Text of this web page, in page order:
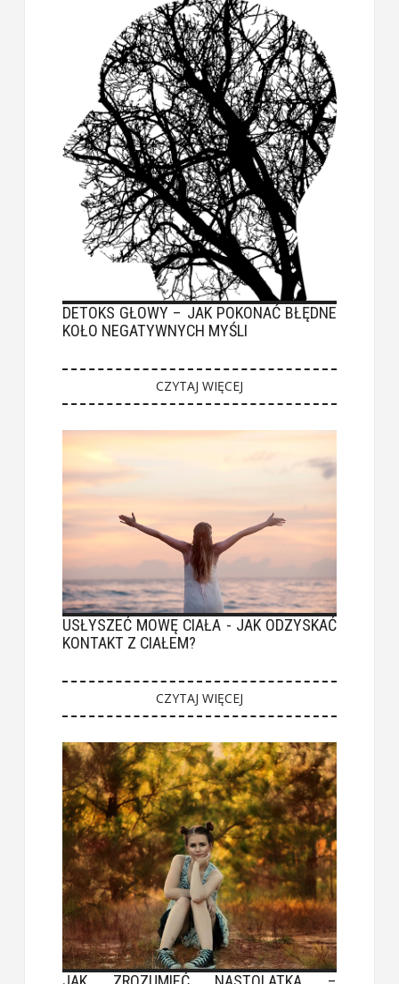
DETOKS GŁOWY – JAK POKONAĆ BŁĘDNE
KOŁO NEGATYWNYCH MYŚLI
CZYTAJ WIĘCEJ
USŁYSZEĆ MOWĘ CIAŁA - JAK ODZYSKAĆ
KONTAKT Z CIAŁEM?
CZYTAJ WIĘCEJ